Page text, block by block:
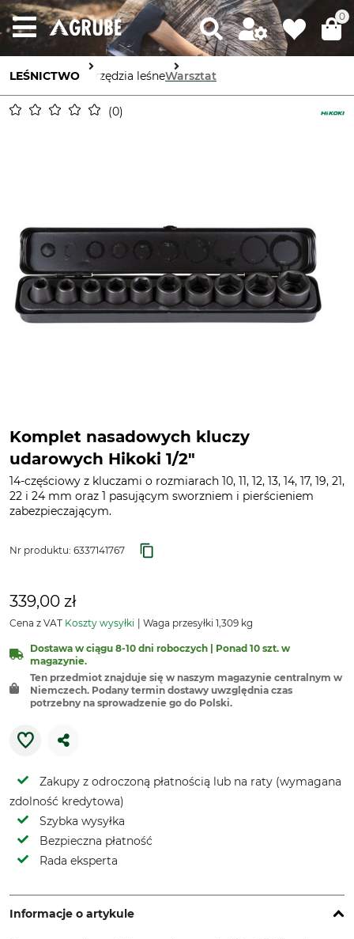
0
LEŚNICTWO Narzędzia leśneWarsztat
0
Komplet nasadowych kluczy
udarowych Hikoki 1/2"
14-częściowy z kluczami o rozmiarach 10, 11, 12, 13, 14, 17, 19, 21,
22 i 24 mm oraz 1 pasującym sworzniem i pierścieniem
zabezpieczającym.
Nr produktu: 6337141767
339,00 zł
Cena z VAT Koszty wysyłki Waga przesyłki 1,309 kg
Dostawa w ciągu 8-10 dni roboczych | Ponad 10 szt. w
magazynie.
Ten przedmiot znajduje się w naszym magazynie centralnym w
Niemczech. Podany termin dostawy uwzględnia czas
potrzebny na sprowadzenie go do Polski.
Zakupy z odroczoną płatnością lub na raty (wymagana
zdolność kredytowa)
Szybka wysyłka
Bezpieczna płatność
Rada eksperta
Informacje o artykule